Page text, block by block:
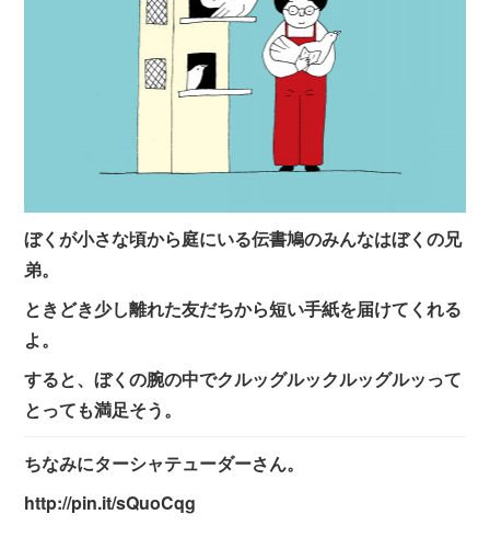
ぼくが小さな頃から庭にいる伝書鳩のみんなはぼくの兄
弟。
ときどき少し離れた友だちから短い手紙を届けてくれる
よ。
すると、ぼくの腕の中でクルッグルックルッグルッって
とっても満足そう。
ちなみにターシャテューダーさん。
http://pin.it/sQuoCqg